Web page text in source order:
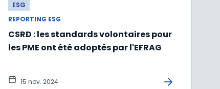
ESG
REPORTING ESG
CSRD : les standards volontaires pour
les PME ont été adoptés par l'EFRAG
15 nov. 2024